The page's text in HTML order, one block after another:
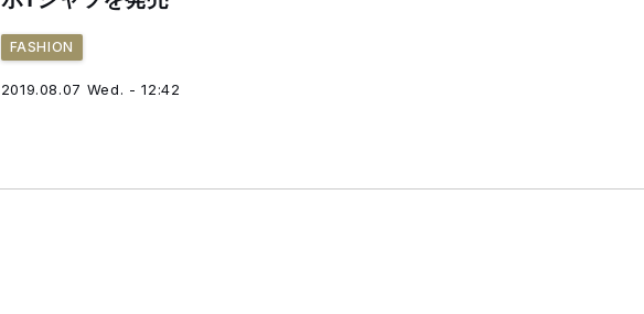
FASHION
2019.08.07 Wed. - 12:42